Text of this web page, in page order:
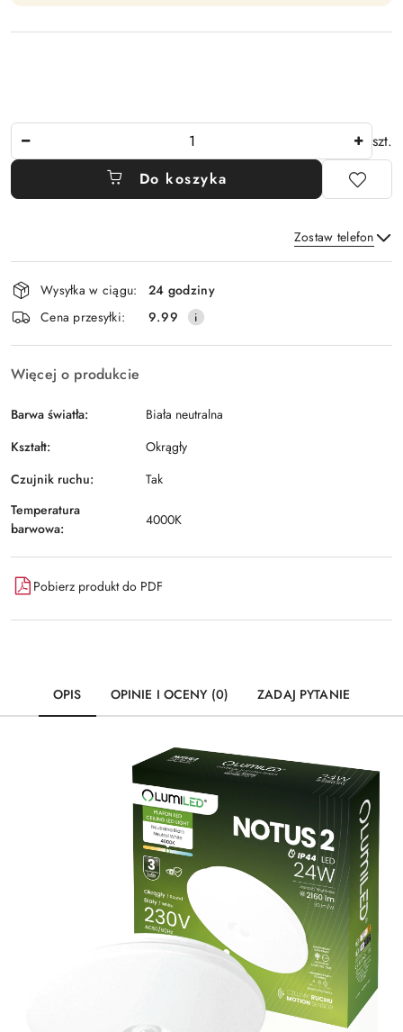
szt.
Do koszyka
Zostaw telefon
Wyślij
Dostępność
i
dostawa
Wysyłka w ciągu:
24 godziny
Cena przesyłki:
9.99
Więcej o produkcie
Barwa światła:
Biała neutralna
Kształt:
Okrągły
Czujnik ruchu:
Tak
Temperatura
barwowa:
4000K
Pobierz produkt do PDF
OPIS OPINIE I OCENY (0) ZADAJ PYTANIE